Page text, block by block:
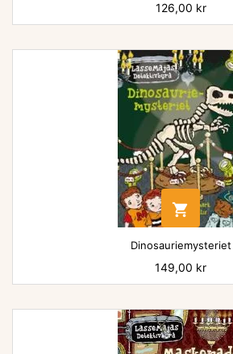
Pris
126,00 kr

Dinosauriemysteriet
Pris
149,00 kr